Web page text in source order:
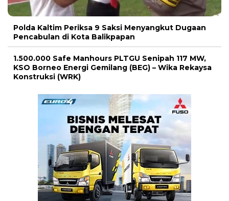
Polda Kaltim Periksa 9 Saksi Menyangkut Dugaan
Pencabulan di Kota Balikpapan
1.500.000 Safe Manhours PLTGU Senipah 117 MW,
KSO Borneo Energi Gemilang (BEG) – Wika Rekaysa
Konstruksi (WRK)